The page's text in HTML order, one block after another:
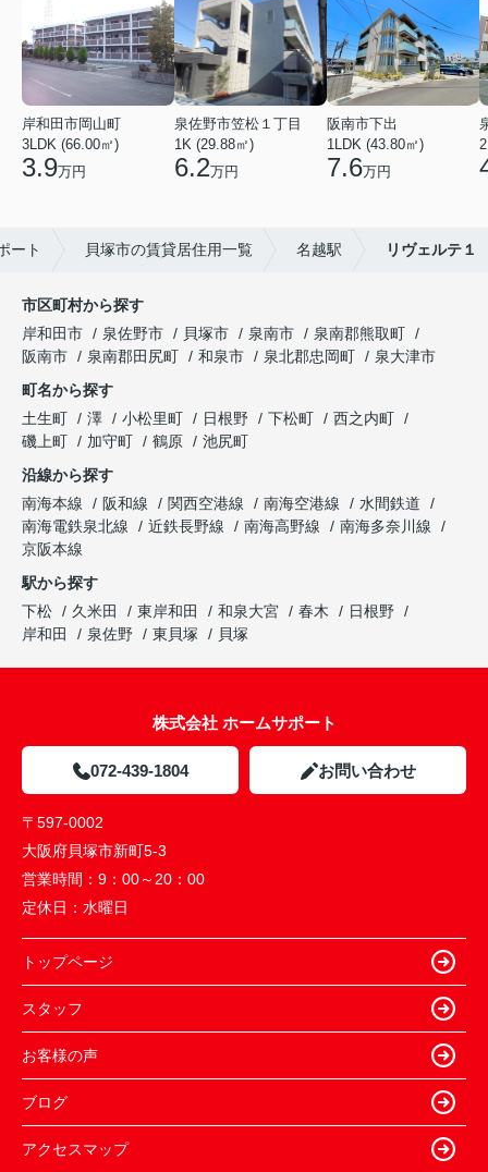
岸和田市岡山町
3LDK (66.00㎡)
3.9万円
泉佐野市笠松１丁目
1K (29.88㎡)
6.2万円
阪南市下出
1LDK (43.80㎡)
7.6万円
ート 貝塚市の賃貸居住用一覧 名越駅 リヴェルテ１
市区町村から探す
岸和田市
泉佐野市 貝塚市 泉南市
泉南郡熊取町
阪南市
泉南郡田尻町 和泉市 泉北郡忠岡町
泉大津市
町名から探す
土生町
澤 小松里町 日根野 下松町
西之内町
磯上町
加守町 鶴原
池尻町
沿線から探す
南海本線
阪和線 関西空港線 南海空港線
水間鉄道
南海電鉄泉北線
近鉄長野線 南海高野線
南海多奈川線
京阪本線
駅から探す
下松
久米田 東岸和田 和泉大宮 春木
日根野
岸和田
泉佐野 東貝塚 貝塚
株式会社 ホームサポート
072-439-1804 お問い合わせ
〒597-0002
大阪府貝塚市新町5-3
営業時間： 9：00～20：00
定休日： 水曜日
トップページ
スタッフ
お客様の声
ブログ
アクセスマップ